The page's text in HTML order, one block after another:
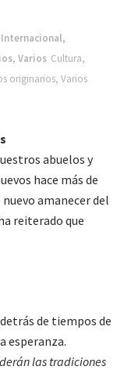
o
Internacional,
, Varios Cultura,
originarios, Varios
abuelos y
hace más de
amanecer del
reiterado que
de tiempos de
esperanza.
las tradiciones